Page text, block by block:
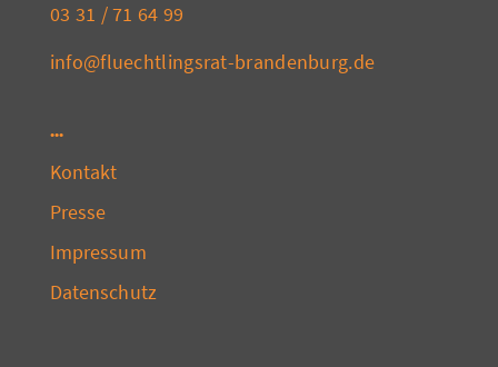
03 31 / 71 64 99
info@fluechtlingsrat-brandenburg.de
Kontakt
Presse
Impressum
Datenschutz